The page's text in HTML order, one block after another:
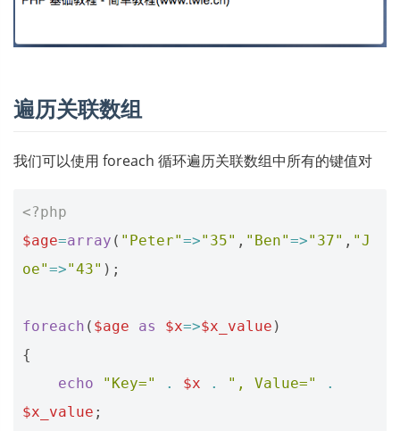
遍历关联数组
我们可以使用 foreach 循环遍历关联数组中所有的键值对
<?php
$age=array ( "Peter"=>"35" , "Ben"=>"37" , "J
oe"=>"43" );
foreach ( $age as $x=>$x_value )
{
echo
"Key=" . $x . ", Value="
.
$x_value ;